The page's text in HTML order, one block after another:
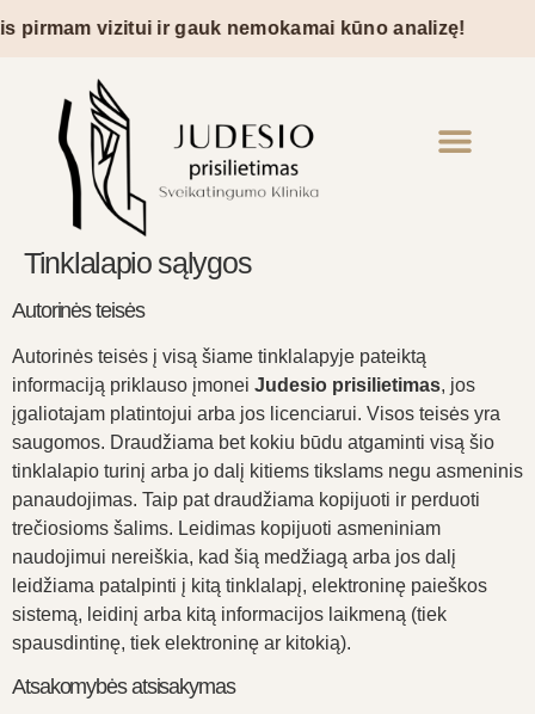
vizitui ir gauk nemokamai kūno analizę!
Tinklalapio sąlygos
Autorinės teisės
Autorinės teisės į visą šiame tinklalapyje pateiktą
informaciją priklauso įmonei Judesio prisilietimas, jos
įgaliotajam platintojui arba jos licenciarui. Visos teisės yra
saugomos. Draudžiama bet kokiu būdu atgaminti visą šio
tinklalapio turinį arba jo dalį kitiems tikslams negu asmeninis
panaudojimas. Taip pat draudžiama kopijuoti ir perduoti
trečiosioms šalims. Leidimas kopijuoti asmeniniam
naudojimui nereiškia, kad šią medžiagą arba jos dalį
leidžiama patalpinti į kitą tinklalapį, elektroninę paieškos
sistemą, leidinį arba kitą informacijos laikmeną (tiek
spausdintinę, tiek elektroninę ar kitokią).
Atsakomybės atsisakymas